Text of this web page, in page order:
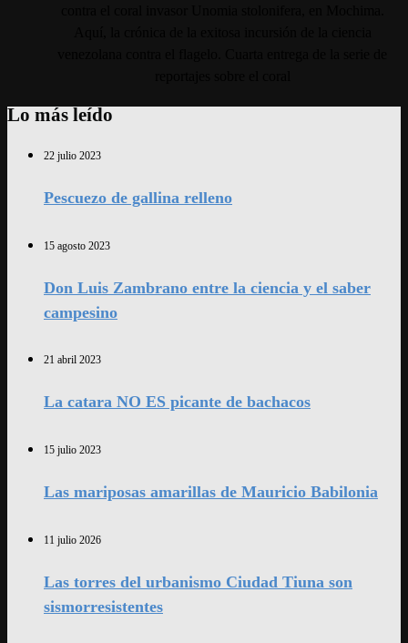
Lo más leído
22 julio 2023
Pescuezo de gallina relleno
15 agosto 2023
Don Luis Zambrano entre la ciencia y el saber
campesino
21 abril 2023
La catara NO ES picante de bachacos
15 julio 2023
Las mariposas amarillas de Mauricio Babilonia
11 julio 2026
Las torres del urbanismo Ciudad Tiuna son
sismorresistentes